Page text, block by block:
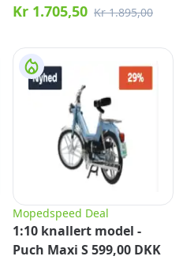
Tentzing® Glampingtelt,
Kr 1.705,50 Kr 1.895,00
Mopedspeed Deal
1:10 knallert model -
Puch Maxi S 599,00 DKK